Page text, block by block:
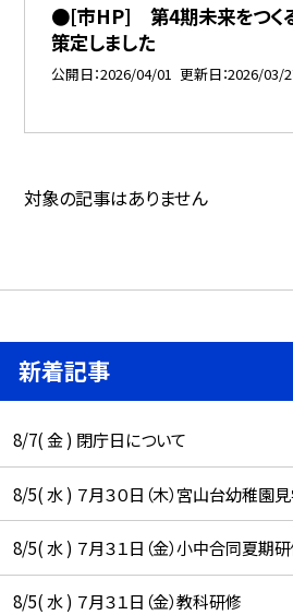
●[市HP] 第4期未来をつく
策定しました
公開日 2026/04/01 更新日 2026/03/
対象の記事はありません
新着記事
8/7( 金 ) 閉庁日について
8/5( 水 ) ７月３０日（木）宮山台幼稚園
8/5( 水 ) ７月３１日（金）小中合同夏期
8/5( 水 ) ７月３１日（金）教科研修